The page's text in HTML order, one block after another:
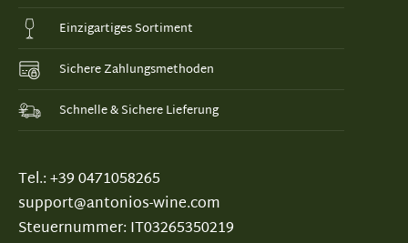
Einzigartiges Sortiment
Sichere Zahlungsmethoden
Schnelle & Sichere Lieferung
Tel.: +39 0471058265
support@antonios-wine.com
Steuernummer: IT03265350219